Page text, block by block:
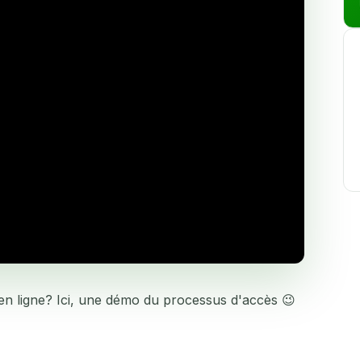
ligne? Ici, une démo du processus d'accès 😉